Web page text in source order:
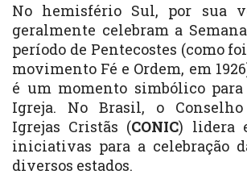
No hemisfério Sul, por sua
geralmente celebram a
período de Pentecostes (como
movimento Fé e Ordem, em
é um momento simbólico
Igreja. No Brasil, o
Igrejas Cristãs (CONIC) lidera
iniciativas para a celebração
diversos estados.